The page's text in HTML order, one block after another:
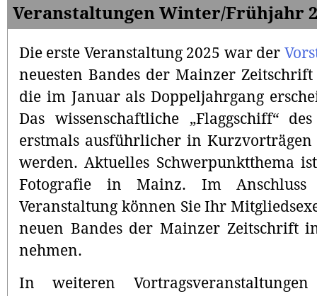
Veranstaltungen Winter/Frühjahr
Die erste Veranstaltung 2025 war der
neuesten Bandes der Mainzer
die im Januar als Doppeljahrgang
Das wissenschaftliche „Flaggschiff“
erstmals ausführlicher in Kurzvorträgen
werden. Aktuelles Schwerpunktthema
Fotografie in Mainz. Im Anschluss
Veranstaltung können Sie Ihr
neuen Bandes der Mainzer Zeitschrift
nehmen.
In weiteren Vortragsveranstaltungen